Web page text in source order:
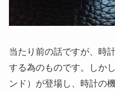
当たり前の話ですが、時
する為のものです。しか
ンド）が登場し、時計の